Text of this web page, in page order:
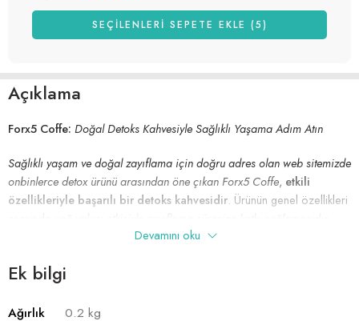
SEÇILENLERI SEPETE EKLE (5)
Açıklama
Forx5 Coffe: Doğal Detoks Kahvesiyle Sağlıklı Yaşama Adım Atın
Sağlıklı yaşam ve doğal zayıflama için doğru adres olan web sitemizde
onbinlerce detox ürünü arasından öne çıkan Forx5 Coffe, etkili
özellikleriyle başarılı bir detoks kahvesidir. Ürünün genel özellikleri
Ödem atıcı özelliğiyle vücudu arındırmasıyer almaktadır. Aynı
olurken, mükemmel bir metabolizma hızlandırıcı olarak enerji
Devamını oku
Ek bilgi
Ağırlık 0.2 kg